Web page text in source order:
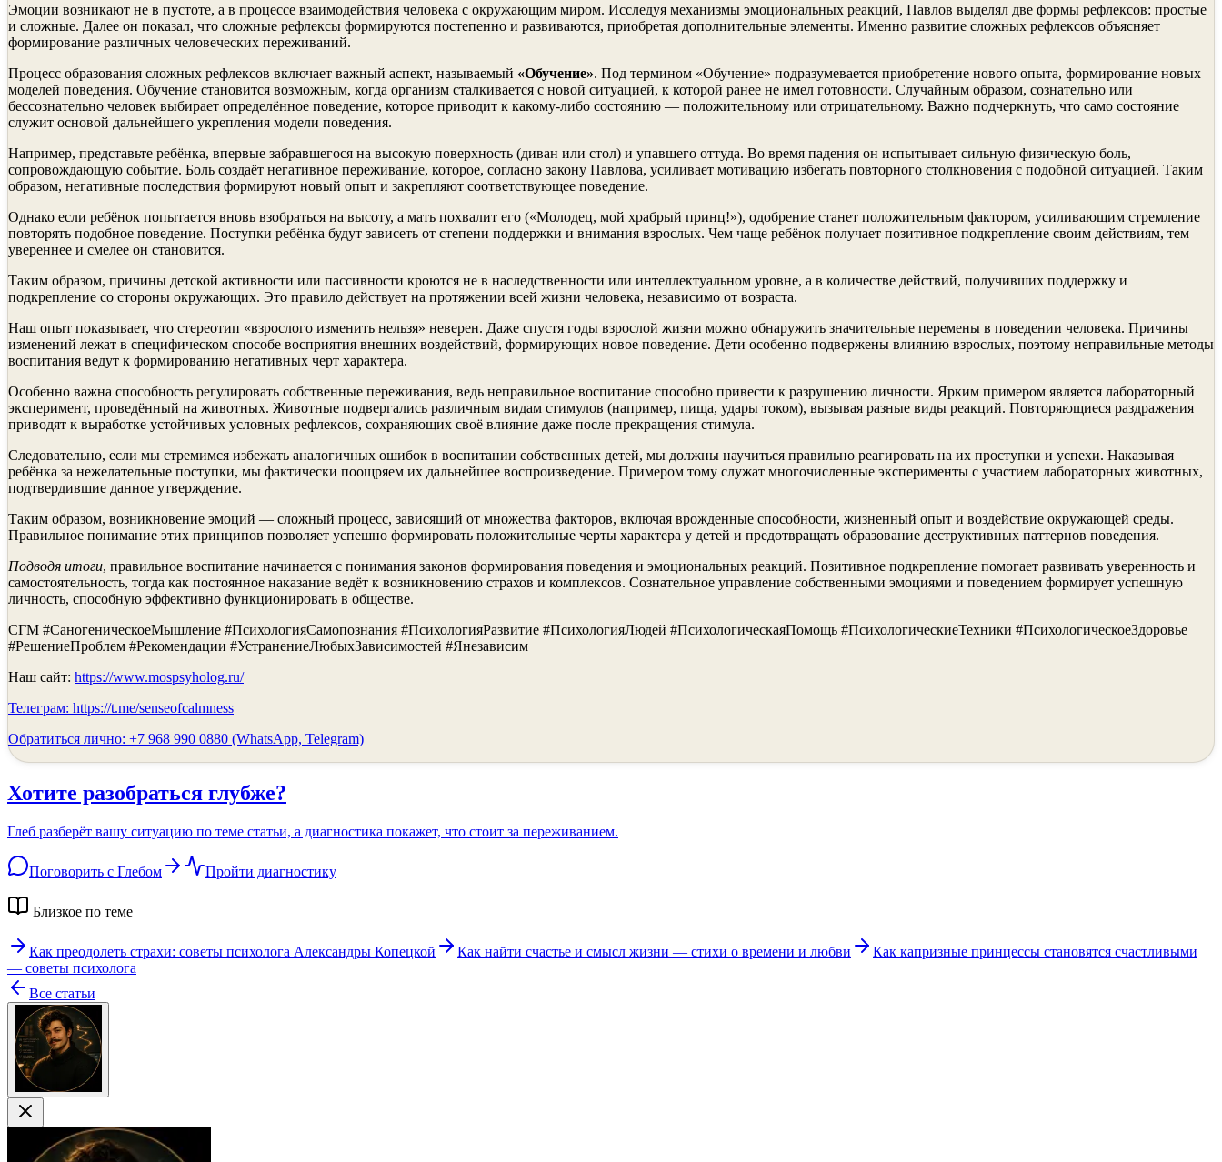
Эмоции возникают не в пустоте, а в процессе взаимодействия человека с окружающим миром. Исследуя механизмы эмоциональных реакций, Павлов выделял две формы рефлексов: простые
и сложные. Далее он показал, что сложные рефлексы формируются постепенно и развиваются, приобретая дополнительные элементы. Именно развитие сложных рефлексов объясняет
формирование различных человеческих переживаний.
Процесс образования сложных рефлексов включает важный аспект, называемый «Обучение». Под термином «Обучение» подразумевается приобретение нового опыта, формирование новых
моделей поведения. Обучение становится возможным, когда организм сталкивается с новой ситуацией, к которой ранее не имел готовности. Случайным образом, сознательно или
бессознательно человек выбирает определённое поведение, которое приводит к какому-либо состоянию — положительному или отрицательному. Важно подчеркнуть, что само состояние
служит основой дальнейшего укрепления модели поведения.
Например, представьте ребёнка, впервые забравшегося на высокую поверхность (диван или стол) и упавшего оттуда. Во время падения он испытывает сильную физическую боль,
сопровождающую событие. Боль создаёт негативное переживание, которое, согласно закону Павлова, усиливает мотивацию избегать повторного столкновения с подобной ситуацией. Таким
образом, негативные последствия формируют новый опыт и закрепляют соответствующее поведение.
Однако если ребёнок попытается вновь взобраться на высоту, а мать похвалит его («Молодец, мой храбрый принц!»), одобрение станет положительным фактором, усиливающим стремление
повторять подобное поведение. Поступки ребёнка будут зависеть от степени поддержки и внимания взрослых. Чем чаще ребёнок получает позитивное подкрепление своим действиям, тем
увереннее и смелее он становится.
Таким образом, причины детской активности или пассивности кроются не в наследственности или интеллектуальном уровне, а в количестве действий, получивших поддержку и
подкрепление со стороны окружающих. Это правило действует на протяжении всей жизни человека, независимо от возраста.
Наш опыт показывает, что стереотип «взрослого изменить нельзя» неверен. Даже спустя годы взрослой жизни можно обнаружить значительные перемены в поведении человека. Причины
изменений лежат в специфическом способе восприятия внешних воздействий, формирующих новое поведение. Дети особенно подвержены влиянию взрослых, поэтому неправильные методы
воспитания ведут к формированию негативных черт характера.
Особенно важна способность регулировать собственные переживания, ведь неправильное воспитание способно привести к разрушению личности. Ярким примером является лабораторный
эксперимент, проведённый на животных. Животные подвергались различным видам стимулов (например, пища, удары током), вызывая разные виды реакций. Повторяющиеся раздражения
приводят к выработке устойчивых условных рефлексов, сохраняющих своё влияние даже после прекращения стимула.
Следовательно, если мы стремимся избежать аналогичных ошибок в воспитании собственных детей, мы должны научиться правильно реагировать на их проступки и успехи. Наказывая
ребёнка за нежелательные поступки, мы фактически поощряем их дальнейшее воспроизведение. Примером тому служат многочисленные эксперименты с участием лабораторных животных,
подтвердившие данное утверждение.
Таким образом, возникновение эмоций — сложный процесс, зависящий от множества факторов, включая врожденные способности, жизненный опыт и воздействие окружающей среды.
Правильное понимание этих принципов позволяет успешно формировать положительные черты характера у детей и предотвращать образование деструктивных паттернов поведения.
Подводя итоги, правильное воспитание начинается с понимания законов формирования поведения и эмоциональных реакций. Позитивное подкрепление помогает развивать уверенность и
самостоятельность, тогда как постоянное наказание ведёт к возникновению страхов и комплексов. Сознательное управление собственными эмоциями и поведением формирует успешную
личность, способную эффективно функционировать в обществе.
СГМ #СаногеническоеМышление #ПсихологияСамопознания #ПсихологияРазвитие #ПсихологияЛюдей #ПсихологическаяПомощь #ПсихологическиеТехники #ПсихологическоеЗдоровье
#РешениеПроблем #Рекомендации #УстранениеЛюбыхЗависимостей #Янезависим
Наш сайт: https://www.mospsyholog.ru/
Телеграм: https://t.me/senseofcalmness
Обратиться лично: +7 968 990 0880 (WhatsApp, Telegram)
Хотите разобраться глубже?
Глеб разберёт вашу ситуацию по теме статьи, а диагностика покажет, что стоит за переживанием.
Поговорить с Глебом Пройти диагностику
Близкое по теме
Как преодолеть страхи: советы психолога Александры Копецкой Как найти счастье и смысл жизни — стихи о времени и любви
Как капризные принцессы становятся счастливыми
— советы психолога
Все статьи